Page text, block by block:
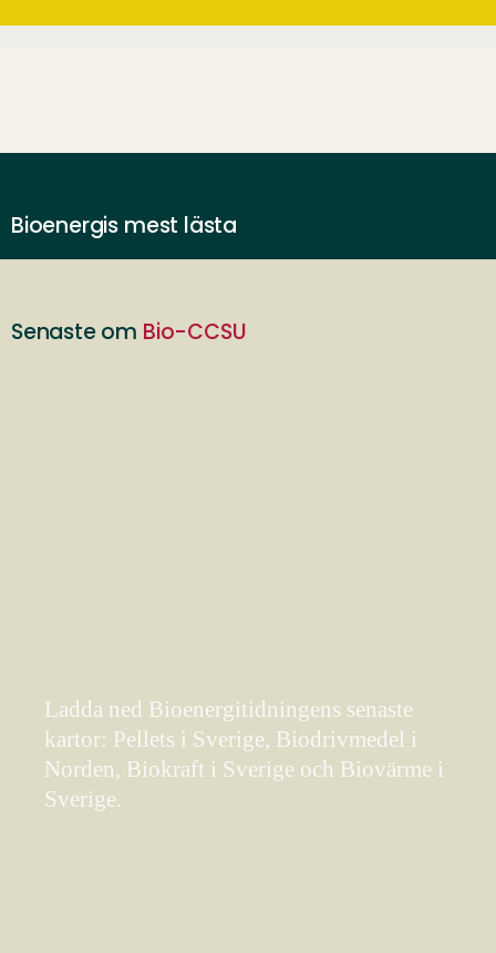
Bioenergis mest lästa
Senaste om Bio-CCSU
Ladda ned Bioenergitidningens senaste
kartor: Pellets i Sverige, Biodrivmedel i
Norden, Biokraft i Sverige och Biovärme i
Sverige.